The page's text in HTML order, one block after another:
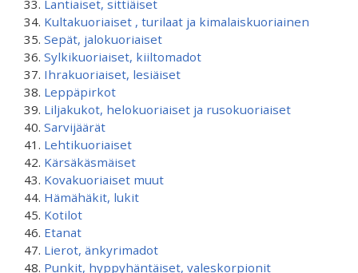
Lantiaiset, sittiäiset
Kultakuoriaiset , turilaat ja kimalaiskuoriainen
Sepät, jalokuoriaiset
Sylkikuoriaiset, kiiltomadot
Ihrakuoriaiset, lesiäiset
Leppäpirkot
Liljakukot, helokuoriaiset ja rusokuoriaiset
Sarvijäärät
Lehtikuoriaiset
Kärsäkäsmäiset
Kovakuoriaiset muut
Hämähäkit, lukit
Kotilot
Etanat
Lierot, änkyrimadot
Punkit, hyppyhäntäiset, valeskorpionit